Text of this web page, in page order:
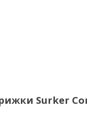
Surker